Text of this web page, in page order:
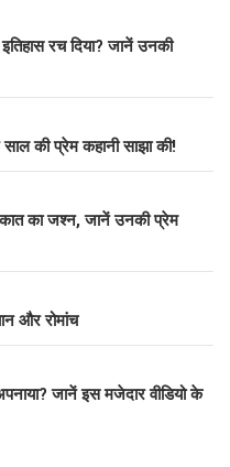
रच दिया? जानें उनकी
की प्रेम कहानी साझा की!
का जश्न, जानें उनकी प्रेम
और रोमांच
जानें इस मजेदार वीडियो के